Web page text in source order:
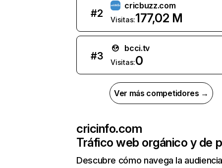
#2
cricbuzz.com
Visitas:177,02 M
#3
bcci.tv
Visitas:0
Ver más competidores →
cricinfo.com
Tráfico web orgánico y de
Descubre cómo navega la